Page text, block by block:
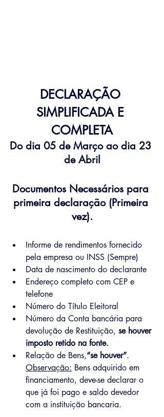
DECLARAÇÃO
SIMPLIFICADA E
COMPLETA
Do dia 05 de Março ao dia 23
de Abril
Documentos Necessários para
primeira declaração (Primeira
vez).
Informe de rendimentos fornecido
pela empresa ou INSS (Sempre)
Data de nascimento do declarante
Endereço completo com CEP e
telefone
Número do Título Eleitoral
Número da Conta bancária para
devolução de Restituição, se houver
imposto retido na fonte.
Relação de Bens,“se houver”.
Observação: Bens adquirido em
financiamento, deve-se declarar o
que já foi pago e saldo devedor
com a instituição bancaria.